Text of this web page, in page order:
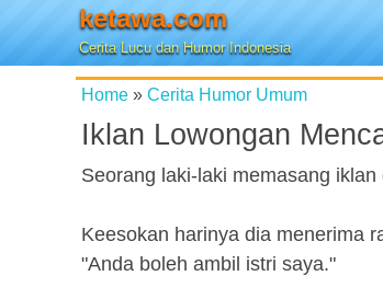
ketawa.com
Cerita Lucu dan Humor Indonesia
Home » Cerita Humor Umum
Iklan Lowongan
Seorang laki-laki memasang
Keesokan harinya dia menerima
"Anda boleh ambil istri saya."